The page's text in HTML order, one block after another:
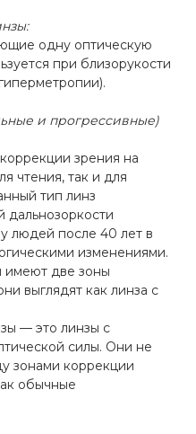
одну оптическую
при близорукости
и прогрессивные)
зрения на
чтения, так и для
тип линз
дальнозоркости
людей после 40 лет в
изменениями.
имеют две зоны
выглядят как линза с
— это линзы с
силы. Они не
зонами коррекции
обычные